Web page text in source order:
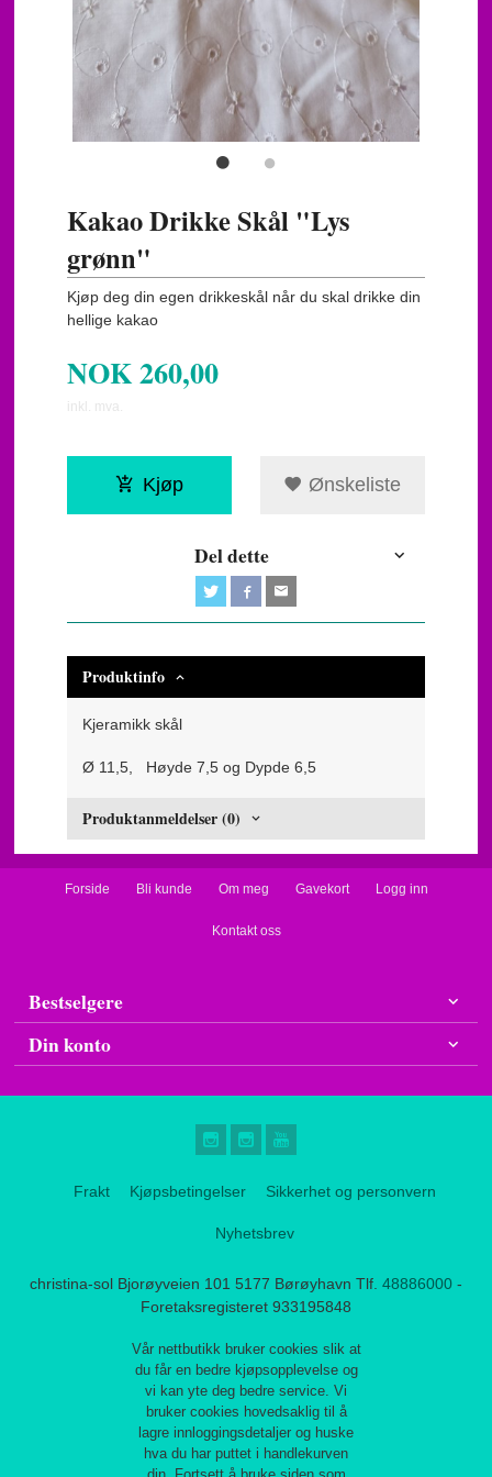
Kakao Drikke Skål "Lys
grønn"
Kjøp deg din egen drikkeskål når du skal drikke din
hellige kakao
NOK260,00
inkl. mva.
Kjøp Ønskeliste
Del dette
Produktinfo
Kjeramikk skål
Ø 11,5, Høyde 7,5 og Dypde 6,5
Produktanmeldelser (0)
Forside Bli kunde Om meg Gavekort Logg inn
Kontakt oss
Bestselgere
Din konto
Frakt Kjøpsbetingelser Sikkerhet og personvern
Nyhetsbrev
christina-sol Bjorøyveien 101 5177 Børøyhavn Tlf. 48886000 -
Foretaksregisteret 933195848
Vår nettbutikk bruker cookies slik at
du får en bedre kjøpsopplevelse og
vi kan yte deg bedre service. Vi
bruker cookies hovedsaklig til å
lagre innloggingsdetaljer og huske
hva du har puttet i handlekurven